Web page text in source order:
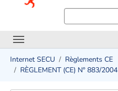
Internet SECU
Règlements CE
RÈGLEMENT (CE) N° 883/2004